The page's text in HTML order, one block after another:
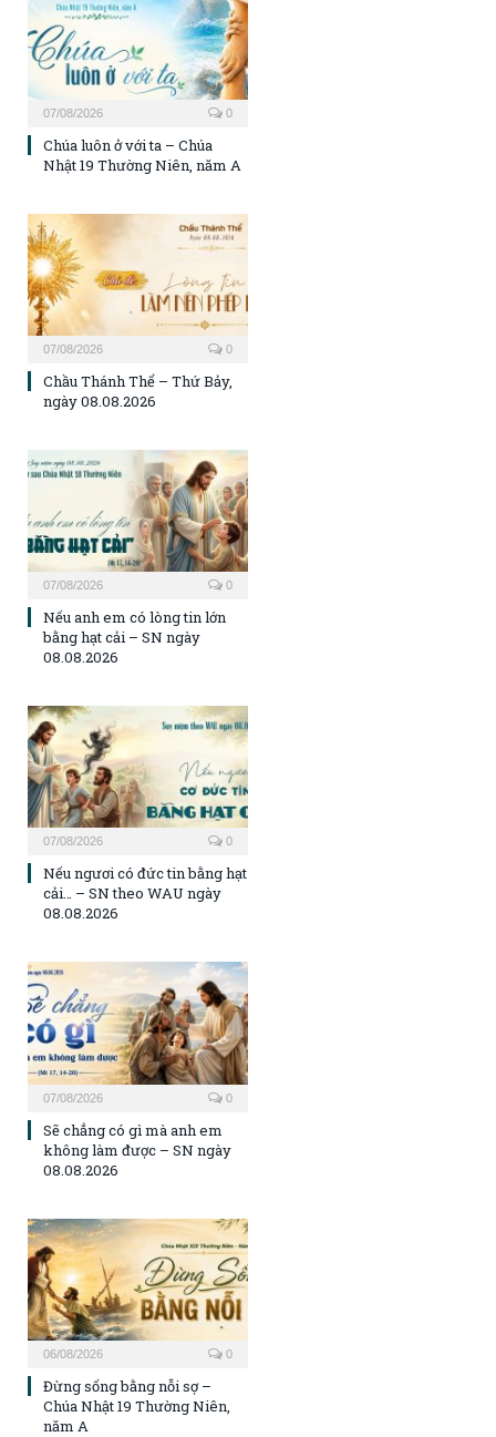
07/08/2026 0
Chúa luôn ở với ta – Chúa
Nhật 19 Thường Niên, năm A
07/08/2026 0
Chầu Thánh Thể – Thứ Bảy,
ngày 08.08.2026
07/08/2026 0
Nếu anh em có lòng tin lớn
bằng hạt cải – SN ngày
08.08.2026
07/08/2026 0
Nếu ngươi có đức tin bằng hạt
cải… – SN theo WAU ngày
08.08.2026
07/08/2026 0
Sẽ chẳng có gì mà anh em
không làm được – SN ngày
08.08.2026
06/08/2026 0
Đừng sống bằng nỗi sợ –
Chúa Nhật 19 Thường Niên,
năm A